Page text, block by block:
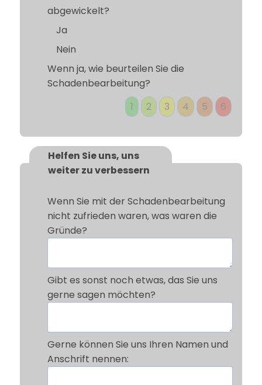
abgewickelt?
Ja
Nein
Wenn ja, wie beurteilen Sie die
Schadenbearbeitung?
1
2 3 4 5 6
Helfen Sie uns, uns
weiter zu verbessern
Wenn Sie mit der Schadenbearbeitung
nicht zufrieden waren, was waren die
Gründe?
Gibt es sonst noch etwas, das Sie uns
gerne sagen möchten?
Gerne können Sie uns Ihren Namen und
Anschrift nennen: